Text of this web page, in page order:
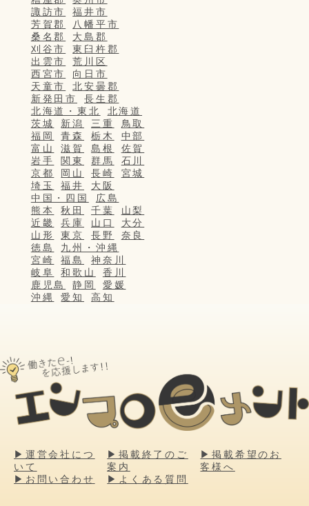
諏訪市
福井市
芳賀郡
八幡平市
桑名郡
大島郡
刈谷市
東臼杵郡
出雲市
荒川区
西宮市
向日市
天童市
北安曇郡
新発田市
長生郡
北海道・東北
北海道
茨城
新潟 三重
鳥取
福岡
青森 栃木
中部
富山
滋賀 島根
佐賀
岩手
関東 群馬
石川
京都
岡山 長崎
宮城
埼玉
福井
大阪
中国・四国
広島
熊本
秋田 千葉
山梨
近畿
兵庫 山口
大分
山形
東京 長野
奈良
徳島
九州・沖縄
宮崎
福島
神奈川
岐阜
和歌山
香川
鹿児島
静岡
愛媛
沖縄
愛知 高知
▶運営会社につ
いて
▶掲載終了のご
案内
▶掲載希望のお
客様へ
▶お問い合わせ
▶よくある質問